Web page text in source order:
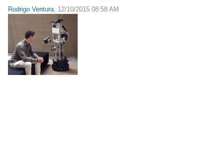
Rodrigo Ventura, 12/10/2015 08:58 AM